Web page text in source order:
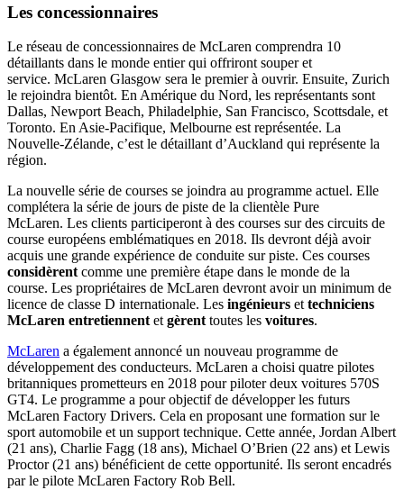
Les concessionnaires
Le réseau de concessionnaires de McLaren comprendra 10
détaillants dans le monde entier qui offriront souper et
service. McLaren Glasgow sera le premier à ouvrir. Ensuite, Zurich
le rejoindra bientôt. En Amérique du Nord, les représentants sont
Dallas, Newport Beach, Philadelphie, San Francisco, Scottsdale, et
Toronto. En Asie-Pacifique, Melbourne est représentée. La
Nouvelle-Zélande, c’est le détaillant d’Auckland qui représente la
région.
La nouvelle série de courses se joindra au programme actuel. Elle
complétera la série de jours de piste de la clientèle Pure
McLaren. Les clients participeront à des courses sur des circuits de
course européens emblématiques en 2018. Ils devront déjà avoir
acquis une grande expérience de conduite sur piste. Ces courses
considèrent comme une première étape dans le monde de la
course. Les propriétaires de McLaren devront avoir un minimum de
licence de classe D internationale. Les ingénieurs et techniciens
McLaren entretiennent et gèrent toutes les voitures.
McLaren a également annoncé un nouveau programme de
développement des conducteurs. McLaren a choisi quatre pilotes
britanniques prometteurs en 2018 pour piloter deux voitures 570S
GT4. Le programme a pour objectif de développer les futurs
McLaren Factory Drivers. Cela en proposant une formation sur le
sport automobile et un support technique. Cette année, Jordan Albert
(21 ans), Charlie Fagg (18 ans), Michael O’Brien (22 ans) et Lewis
Proctor (21 ans) bénéficient de cette opportunité. Ils seront encadrés
par le pilote McLaren Factory Rob Bell.